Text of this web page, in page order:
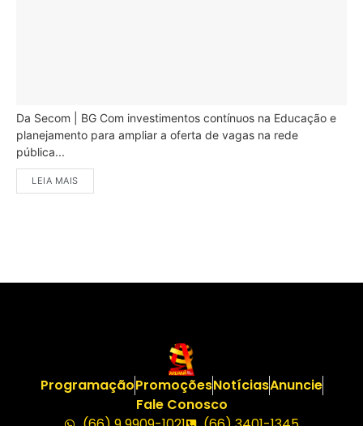
Da Secom | BG Com investimentos contínuos na Educação e
planejamento para ampliar a oferta de vagas na rede
pública...
LEIA MAIS
ProgramaçãoPromoçõesNotíciasAnuncie
Fale Conosco